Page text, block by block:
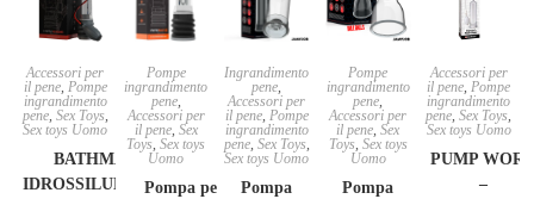
Accessori per
il pene, Pompe
ingrandimento
pene, Sex Toys,
Sex toys Uomo
BATHMATE –
IDROSSILUMINANTE
Pompe
ingrandimento
pene,
Accessori per
il pene, Sex
Toys,Sex toys
Uomo
Pompa per
Ingrandimento
pene,
Accessori per
il pene, Pompe
ingrandimento
pene, Sex Toys,
Sex toys Uomo
Pompa
Pompe
ingrandimento
pene,
Accessori per
il pene,Sex
Toys, Sex toys
Uomo
Pompa
Accessori per
il pene,Pompe
ingrandimento
pene,Sex Toys,
Sex toys Uomo
PUMP
–